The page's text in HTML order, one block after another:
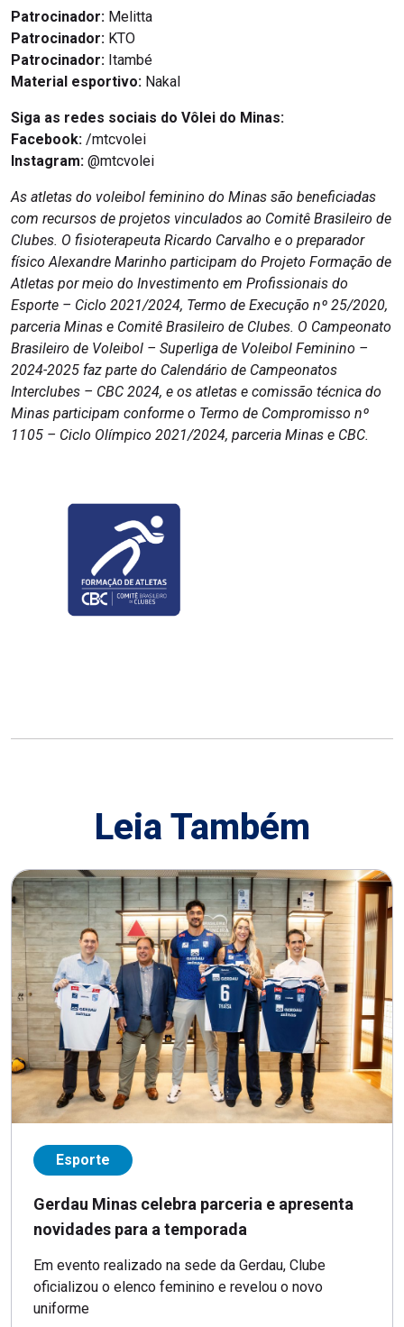
Patrocinador: Melitta
Patrocinador: KTO
Patrocinador: Itambé
Material esportivo: Nakal
Siga as redes sociais do Vôlei do Minas:
Facebook: /mtcvolei
Instagram: @mtcvolei
As atletas do voleibol feminino do Minas são beneficiadas
com recursos de projetos vinculados ao Comitê Brasileiro de
Clubes. O fisioterapeuta Ricardo Carvalho e o preparador
físico Alexandre Marinho participam do Projeto Formação de
Atletas por meio do Investimento em Profissionais do
Esporte – Ciclo 2021/2024, Termo de Execução nº 25/2020,
parceria Minas e Comitê Brasileiro de Clubes. O Campeonato
Brasileiro de Voleibol – Superliga de Voleibol Feminino –
2024-2025 faz parte do Calendário de Campeonatos
Interclubes – CBC 2024, e os atletas e comissão técnica do
Minas participam conforme o Termo de Compromisso nº
1105 – Ciclo Olímpico 2021/2024, parceria Minas e CBC.
Leia Também
Esporte
Gerdau Minas celebra parceria e apresenta
novidades para a temporada
Em evento realizado na sede da Gerdau, Clube
oficializou o elenco feminino e revelou o novo
uniforme